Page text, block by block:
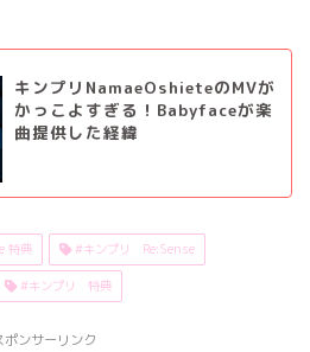
キンプリNamaeOshieteのMVが
かっこよすぎる！Babyfaceが楽
曲提供した経緯
特典 #キンプリ Re:Sense
#キンプリ 特典
ポンサーリンク